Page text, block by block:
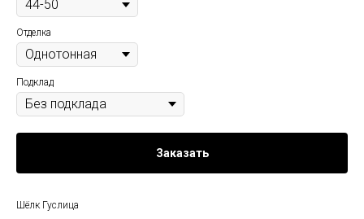
Отделка
Подклад
Заказать
Шёлк Гуслица